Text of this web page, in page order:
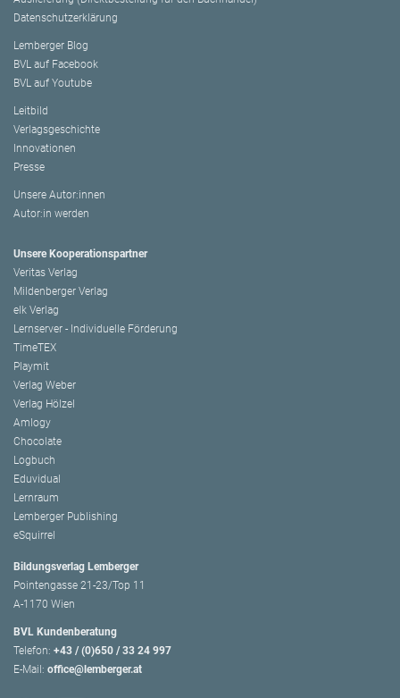
Datenschutzerklärung
Lemberger Blog
BVL auf Facebook
BVL auf Youtube
Leitbild
Verlagsgeschichte
Innovationen
Presse
Unsere Autor:innen
Autor:in werden
Unsere Kooperationspartner
Veritas Verlag
Mildenberger Verlag
elk Verlag
Lernserver - Individuelle Förderung
TimeTEX
Playmit
Verlag Weber
Verlag Hölzel
Amlogy
Chocolate
Logbuch
Eduvidual
Lernraum
Lemberger Publishing
eSquirrel
Bildungsverlag Lemberger
Pointengasse 21-23/Top 11
A-1170 Wien
BVL Kundenberatung
Telefon: +43 / (0)650 / 33 24 997
E-Mail: office@lemberger.at